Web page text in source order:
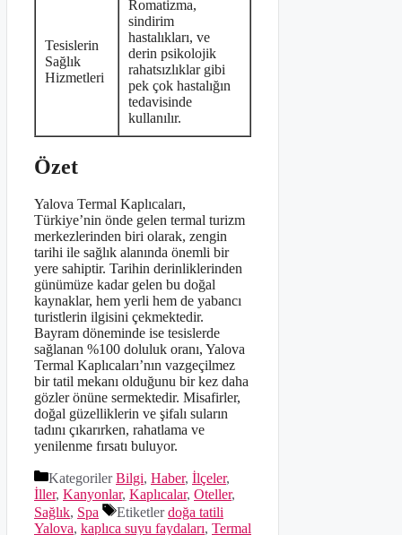
Tesislerin
Sağlık
Hizmetleri
Romatizma,
sindirim
hastalıkları, ve
derin psikolojik
rahatsızlıklar gibi
pek çok hastalığın
tedavisinde
kullanılır.
Özet
Yalova Termal Kaplıcaları,
Türkiye’nin önde gelen termal turizm
merkezlerinden biri olarak, zengin
tarihi ile sağlık alanında önemli bir
yere sahiptir. Tarihin derinliklerinden
günümüze kadar gelen bu doğal
kaynaklar, hem yerli hem de yabancı
turistlerin ilgisini çekmektedir.
Bayram döneminde ise tesislerde
sağlanan %100 doluluk oranı, Yalova
Termal Kaplıcaları’nın vazgeçilmez
bir tatil mekanı olduğunu bir kez daha
gözler önüne sermektedir. Misafirler,
doğal güzelliklerin ve şifalı suların
tadını çıkarırken, rahatlama ve
yenilenme fırsatı buluyor.
KategorilerBilgi, Haber, İlçeler,
İller, Kanyonlar, Kaplıcalar, Oteller,
Sağlık, Spa Etiketlerdoğa tatili
Yalova, kaplıca suyu faydaları, Termal